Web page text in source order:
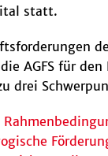
statt.
AGFS für
drei